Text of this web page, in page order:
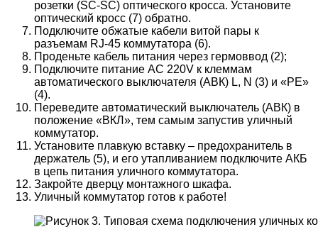
розетки (SC-SC) оптического кросса. Установите
оптический кросс (7) обратно.
Подключите обжатые кабели витой пары к
разъемам RJ-45 коммутатора (6).
Проденьте кабель питания через гермоввод (2);
Подключите питание AC 220V к клеммам
автоматического выключателя (АВК) L, N (3) и «PE»
(4).
Переведите автоматический выключатель (АВК) в
положение «ВКЛ», тем самым запустив уличный
коммутатор.
Установите плавкую вставку – предохранитель в
держатель (5), и его утапливанием подключите АКБ
в цепь питания уличного коммутатора.
Закройте дверцу монтажного шкафа.
Уличный коммутатор готов к работе!